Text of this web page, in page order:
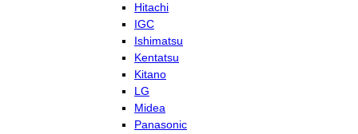
Hitachi
IGC
Ishimatsu
Kentatsu
Kitano
LG
Midea
Panasonic